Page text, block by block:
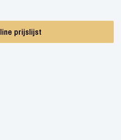
prijslijst